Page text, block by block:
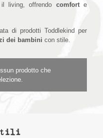
living, offrendo comforte
di prodotti Toddlekind per
dei bambini con stile.
prodotto che